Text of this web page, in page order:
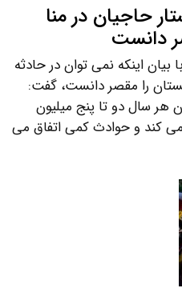
حاجیان در منا
دانست
اینکه نمی توان در حادثه
را مقصر دانست، گفت:
سال دو تا پنج میلیون
می کند و حوادث کمی اتفاق می